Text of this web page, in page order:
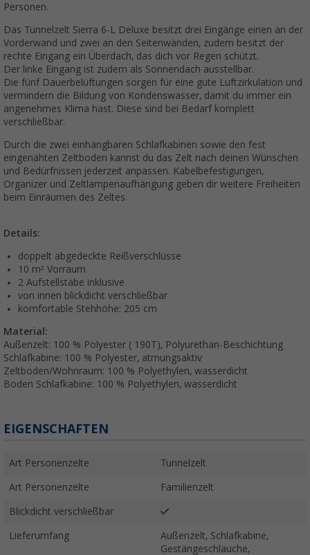
Personen.
Das Tunnelzelt Sierra 6-L Deluxe besitzt drei Eingänge einen an der
Vorderwand und zwei an den Seitenwänden, zudem besitzt der
rechte Eingang ein Überdach, das dich vor Regen schützt.
Der linke Eingang ist zudem als Sonnendach ausstellbar.
Die fünf Dauerbelüftungen sorgen für eine gute Luftzirkulation und
vermindern die Bildung von Kondenswasser, damit du immer ein
angenehmes Klima hast. Diese sind bei Bedarf komplett
verschließbar.
Durch die zwei einhängbaren Schlafkabinen sowie den fest
eingenähten Zeltboden kannst du das Zelt nach deinen Wünschen
und Bedürfnissen jederzeit anpassen. Kabelbefestigungen,
Organizer und Zeltlampenaufhängung geben dir weitere Freiheiten
beim Einräumen des Zeltes.
Details:
doppelt abgedeckte Reißverschlüsse
10 m² Vorraum
2 Aufstellstäbe inklusive
von innen blickdicht verschließbar
komfortable Stehhöhe: 205 cm
Material:
Außenzelt: 100 % Polyester ( 190T), Polyurethan-Beschichtung
Schlafkabine: 100 % Polyester, atmungsaktiv
Zeltboden/Wohnraum: 100 % Polyethylen, wasserdicht
Boden Schlafkabine: 100 % Polyethylen, wasserdicht
EIGENSCHAFTEN
Art Personenzelte Tunnelzelt
Art Personenzelte Familienzelt
Blickdicht verschließbar
Lieferumfang
Außenzelt, Schlafkabine,
Gestängeschläuche,